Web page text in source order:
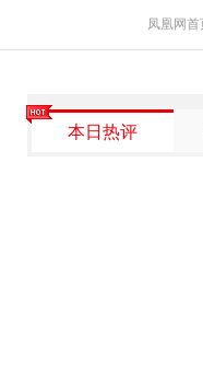
凤凰网首
本日热评